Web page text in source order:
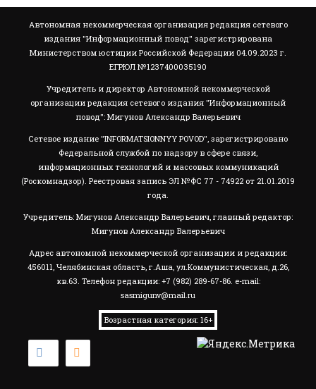
Автономная некоммерческая организация редакция сетевого
издания "Информационный повод" зарегистрирована
Министерством юстиции Российской Федерации 04.09.2023 г.
ЕГРЮЛ №1237400035190
Учредитель и директор Автономной некоммерческой
организации редакция сетевого издания "Информационный
повод": Мигунов Александр Валерьевич
Сетевое издание "INFORMATSIONNYY POVOD", зарегистрировано
Федеральной службой по надзору в сфере связи,
информационных технологий и массовых коммуникаций
(Роскомнадзор). Реестровая запись ЭЛ №ФС 77 - 74922 от 21.01.2019
года.
Учредитель: Мигунов Александр Валерьевич, главный редактор:
Мигунов Александр Валерьевич
Адрес автономной некоммерческой организации и редакции:
456011, Челябинская область, г.Аша, ул.Коммунистическая, д.26,
кв.63. Телефон редакции: +7 (982) 289-67-86. e-mail:
sasmigunv@mail.ru
Возрастная категория: 16+